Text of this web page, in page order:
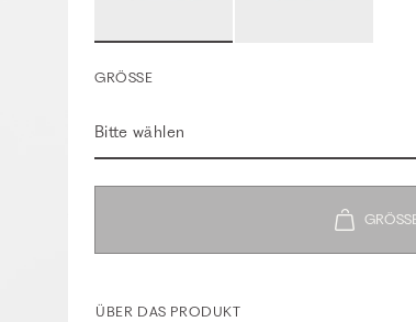
GRÖSSE
Bitte wählen
ÜBER DAS PRODUKT